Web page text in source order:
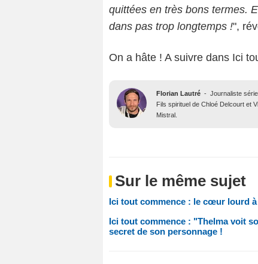
quittées en très bons termes.
dans pas trop longtemps !",
On a hâte ! A suivre dans Ici
Florian Lautré - Journaliste
Fils spirituel de Chloé Delcourt et
Mistral.
Sur le même sujet
Ici tout commence : le cœur lourd
Ici tout commence : "Thelma voit
secret de son personnage !